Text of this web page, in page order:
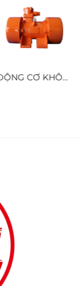
ĐỘNG CƠ KHÔNG ĐỒNG BỘ BA PHA CHỐNG CHÁY NỔ DÃY YBZU DÙNG CHO NGUỒN RUNG